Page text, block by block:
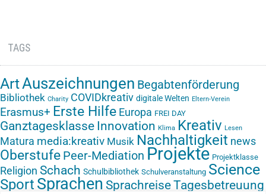
TAGS
ArtAuszeichnungen Begabtenförderung
Bibliothek Charity COVIDkreativ digitale Welten Eltern-Verein
Erasmus+ Erste Hilfe Europa FREI DAY
Ganztagesklasse Innovation Klima Kreativ Lesen
Matura media:kreativ Musik Nachhaltigkeit news
Oberstufe Peer-Mediation Projekte Projektklasse
Religion Schach Schulbibliothek Schulveranstaltung Science
Sport Sprachen SprachreiseTagesbetreuung